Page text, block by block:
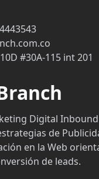
#30A-115 int 201
Digital
de
en la Web
de leads.